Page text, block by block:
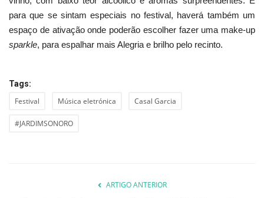
para que se sintam especiais no festival, haverá também um
espaço de ativação onde poderão escolher fazer uma make-up
sparkle, para espalhar mais Alegria e brilho pelo recinto.
Tags:
Festival Música eletrónica Casal Garcia
#JARDIMSONORO
ARTIGO ANTERIOR